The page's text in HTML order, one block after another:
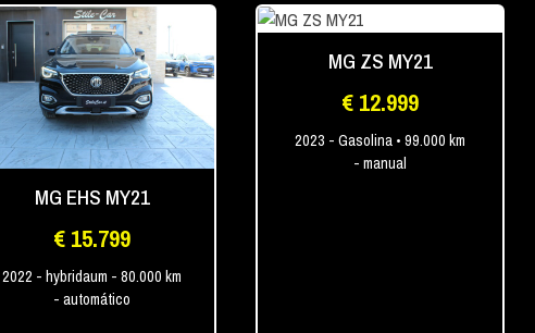
MG EHS MY21
€ 15.799
2022 - hybridaum - 80.000 km
- automático
MG ZS MY21
€ 12.999
2023 - Gasolina • 99.000 km
- manual